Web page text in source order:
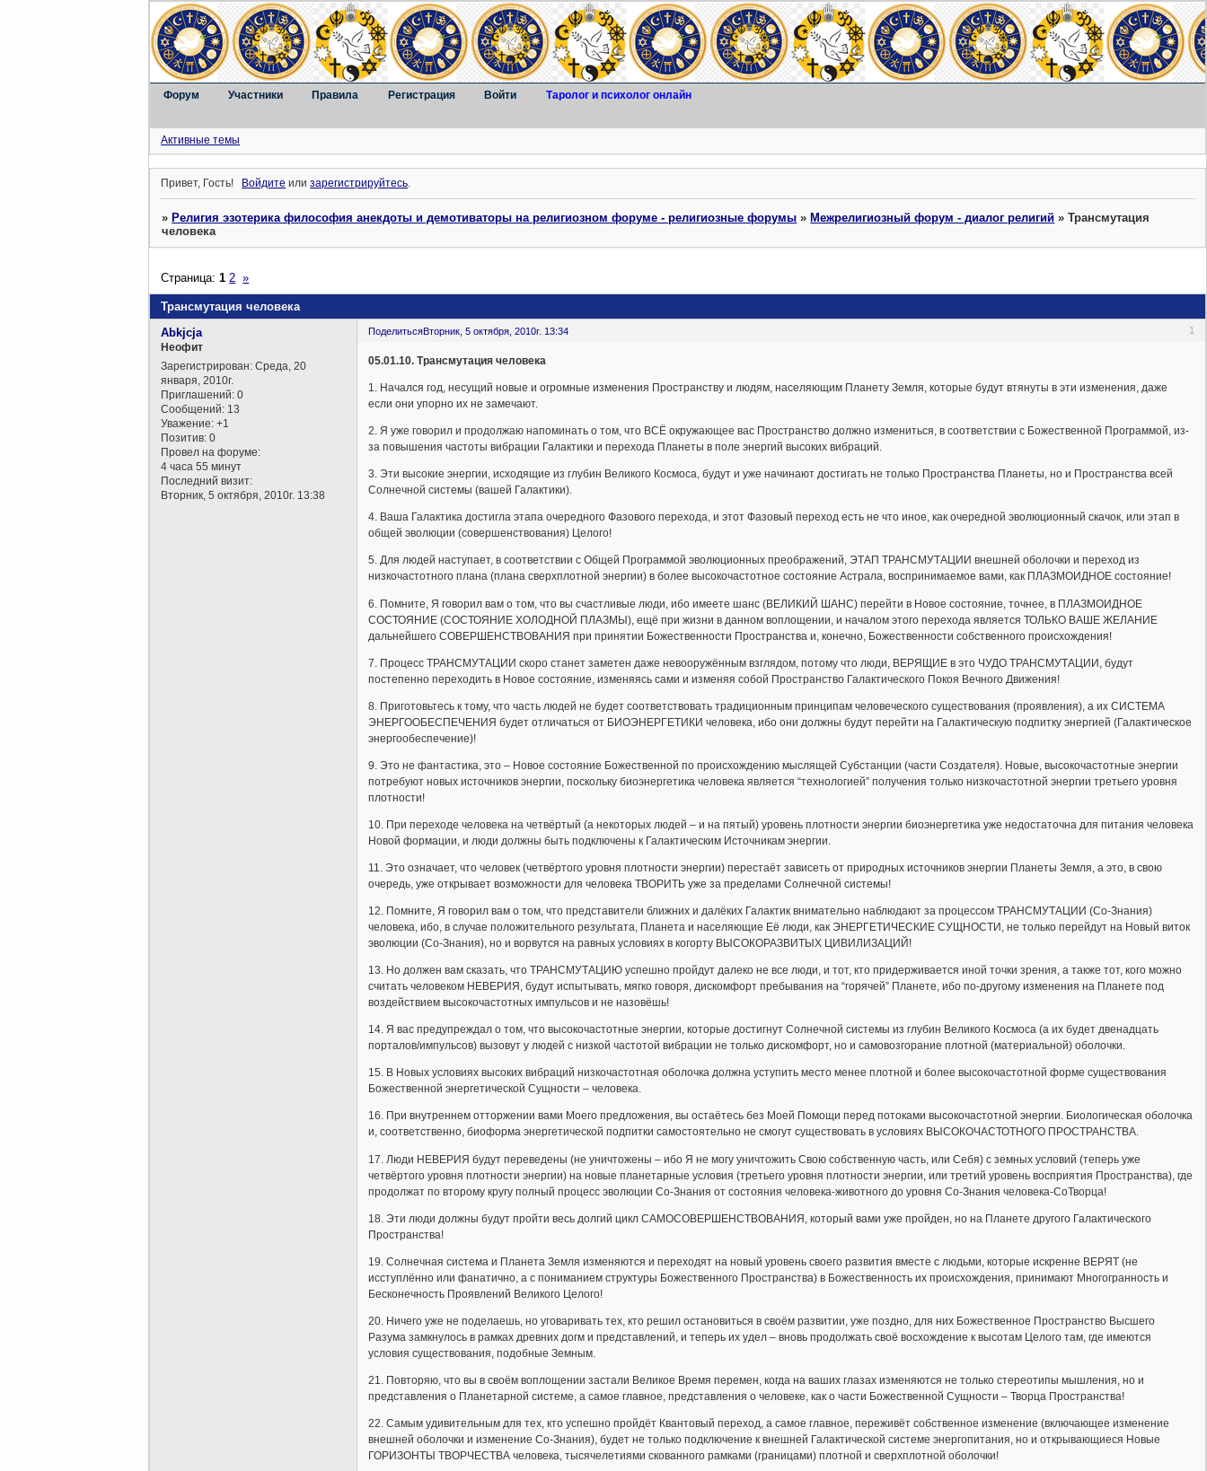
Форум Участники Правила Регистрация Войти Таролог и психолог онлайн
Активные темы
Привет, Гость! Войдите илизарегистрируйтесь.
»Религия эзотерика философия анекдоты и демотиваторы на религиозном форуме - религиозные форумы »Межрелигиозный форум - диалог религий »Трансмутация
человека
Трансмутация человека
Страница:1 2 »
Поделиться 1
Вторник, 5 октября, 2010г. 13:34
Abkjcja
Неофит
Зарегистрирован: Среда, 20
января, 2010г.
Приглашений: 0
Сообщений: 13
Уважение: +1
Позитив: 0
Провел на форуме:
4 часа 55 минут
Последний визит:
Вторник, 5 октября, 2010г. 13:38
05.01.10. Трансмутация человека
1. Начался год, несущий новые и огромные изменения Пространству и людям, населяющим Планету Земля, которые будут втянуты в эти изменения, даже
если они упорно их не замечают.
2. Я уже говорил и продолжаю напоминать о том, что ВСЁ окружающее вас Пространство должно измениться, в соответствии с Божественной Программой, из-
за повышения частоты вибрации Галактики и перехода Планеты в поле энергий высоких вибраций.
3. Эти высокие энергии, исходящие из глубин Великого Космоса, будут и уже начинают достигать не только Пространства Планеты, но и Пространства всей
Солнечной системы (вашей Галактики).
4. Ваша Галактика достигла этапа очередного Фазового перехода, и этот Фазовый переход есть не что иное, как очередной эволюционный скачок, или этап в
общей эволюции (совершенствования) Целого!
5. Для людей наступает, в соответствии с Общей Программой эволюционных преображений, ЭТАП ТРАНСМУТАЦИИ внешней оболочки и переход из
низкочастотного плана (плана сверхплотной энергии) в более высокочастотное состояние Астрала, воспринимаемое вами, как ПЛАЗМОИДНОЕ состояние!
6. Помните, Я говорил вам о том, что вы счастливые люди, ибо имеете шанс (ВЕЛИКИЙ ШАНС) перейти в Новое состояние, точнее, в ПЛАЗМОИДНОЕ
СОСТОЯНИЕ (СОСТОЯНИЕ ХОЛОДНОЙ ПЛАЗМЫ), ещё при жизни в данном воплощении, и началом этого перехода является ТОЛЬКО ВАШЕ ЖЕЛАНИЕ
дальнейшего СОВЕРШЕНСТВОВАНИЯ при принятии Божественности Пространства и, конечно, Божественности собственного происхождения!
7. Процесс ТРАНСМУТАЦИИ скоро станет заметен даже невооружённым взглядом, потому что люди, ВЕРЯЩИЕ в это ЧУДО ТРАНСМУТАЦИИ, будут
постепенно переходить в Новое состояние, изменяясь сами и изменяя собой Пространство Галактического Покоя Вечного Движения!
8. Приготовьтесь к тому, что часть людей не будет соответствовать традиционным принципам человеческого существования (проявления), а их СИСТЕМА
ЭНЕРГООБЕСПЕЧЕНИЯ будет отличаться от БИОЭНЕРГЕТИКИ человека, ибо они должны будут перейти на Галактическую подпитку энергией (Галактическое
энергообеспечение)!
9. Это не фантастика, это – Новое состояние Божественной по происхождению мыслящей Субстанции (части Создателя). Новые, высокочастотные энергии
потребуют новых источников энергии, поскольку биоэнергетика человека является “технологией” получения только низкочастотной энергии третьего уровня
плотности!
10. При переходе человека на четвёртый (а некоторых людей – и на пятый) уровень плотности энергии биоэнергетика уже недостаточна для питания человека
Новой формации, и люди должны быть подключены к Галактическим Источникам энергии.
11. Это означает, что человек (четвёртого уровня плотности энергии) перестаёт зависеть от природных источников энергии Планеты Земля, а это, в свою
очередь, уже открывает возможности для человека ТВОРИТЬ уже за пределами Солнечной системы!
12. Помните, Я говорил вам о том, что представители ближних и далёких Галактик внимательно наблюдают за процессом ТРАНСМУТАЦИИ (Со-Знания)
человека, ибо, в случае положительного результата, Планета и населяющие Её люди, как ЭНЕРГЕТИЧЕСКИЕ СУЩНОСТИ, не только перейдут на Новый виток
эволюции (Со-Знания), но и ворвутся на равных условиях в когорту ВЫСОКОРАЗВИТЫХ ЦИВИЛИЗАЦИЙ!
13. Но должен вам сказать, что ТРАНСМУТАЦИЮ успешно пройдут далеко не все люди, и тот, кто придерживается иной точки зрения, а также тот, кого можно
считать человеком НЕВЕРИЯ, будут испытывать, мягко говоря, дискомфорт пребывания на “горячей” Планете, ибо по-другому изменения на Планете под
воздействием высокочастотных импульсов и не назовёшь!
14. Я вас предупреждал о том, что высокочастотные энергии, которые достигнут Солнечной системы из глубин Великого Космоса (а их будет двенадцать
порталов/импульсов) вызовут у людей с низкой частотой вибрации не только дискомфорт, но и самовозгорание плотной (материальной) оболочки.
15. В Новых условиях высоких вибраций низкочастотная оболочка должна уступить место менее плотной и более высокочастотной форме существования
Божественной энергетической Сущности – человека.
16. При внутреннем отторжении вами Моего предложения, вы остаётесь без Моей Помощи перед потоками высокочастотной энергии. Биологическая оболочка
и, соответственно, биоформа энергетической подпитки самостоятельно не смогут существовать в условиях ВЫСОКОЧАСТОТНОГО ПРОСТРАНСТВА.
17. Люди НЕВЕРИЯ будут переведены (не уничтожены – ибо Я не могу уничтожить Свою собственную часть, или Себя) с земных условий (теперь уже
четвёртого уровня плотности энергии) на новые планетарные условия (третьего уровня плотности энергии, или третий уровень восприятия Пространства), где
продолжат по второму кругу полный процесс эволюции Со-Знания от состояния человека-животного до уровня Со-Знания человека-СоТворца!
18. Эти люди должны будут пройти весь долгий цикл САМОСОВЕРШЕНСТВОВАНИЯ, который вами уже пройден, но на Планете другого Галактического
Пространства!
19. Солнечная система и Планета Земля изменяются и переходят на новый уровень своего развития вместе с людьми, которые искренне ВЕРЯТ (не
исступлённо или фанатично, а с пониманием структуры Божественного Пространства) в Божественность их происхождения, принимают Многогранность и
Бесконечность Проявлений Великого Целого!
20. Ничего уже не поделаешь, но уговаривать тех, кто решил остановиться в своём развитии, уже поздно, для них Божественное Пространство Высшего
Разума замкнулось в рамках древних догм и представлений, и теперь их удел – вновь продолжать своё восхождение к высотам Целого там, где имеются
условия существования, подобные Земным.
21. Повторяю, что вы в своём воплощении застали Великое Время перемен, когда на ваших глазах изменяются не только стереотипы мышления, но и
представления о Планетарной системе, а самое главное, представления о человеке, как о части Божественной Сущности – Творца Пространства!
22. Самым удивительным для тех, кто успешно пройдёт Квантовый переход, а самое главное, переживёт собственное изменение (включающее изменение
внешней оболочки и изменение Со-Знания), будет не только подключение к внешней Галактической системе энергопитания, но и открывающиеся Новые
ГОРИЗОНТЫ ТВОРЧЕСТВА человека, тысячелетиями скованного рамками (границами) плотной и сверхплотной оболочки!